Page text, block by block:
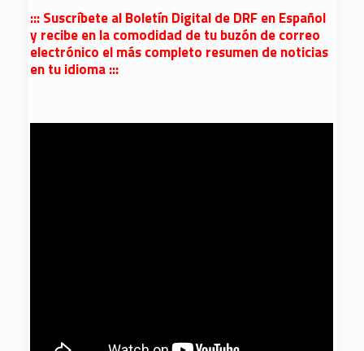
::: Suscríbete al Boletín Digital de DRF en Español
y recibe en la comodidad de tu buzón de correo
electrónico el más completo resumen de noticias
en tu idioma :::